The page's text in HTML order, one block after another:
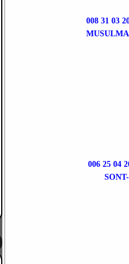
008 31 03
006 25 04